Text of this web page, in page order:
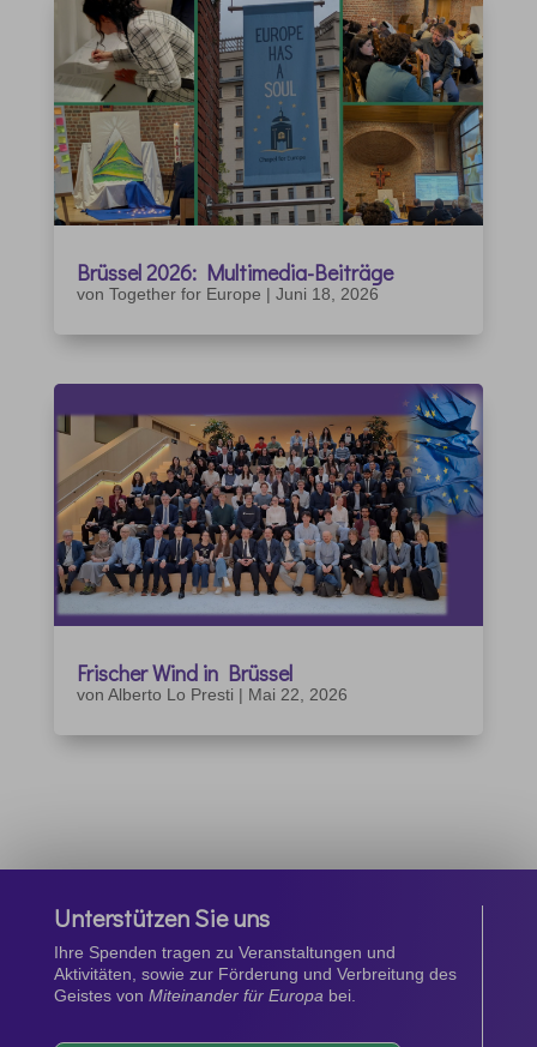
Brüssel 2026: Multimedia-Beiträge
von Together for Europe | Juni 18, 2026
Frischer Wind in Brüssel
von Alberto Lo Presti | Mai 22, 2026
Unterstützen Sie uns
Ihre Spenden tragen zu Veranstaltungen und
Aktivitäten, sowie zur Förderung und Verbreitung des
Geistes von Miteinander für Europa bei.